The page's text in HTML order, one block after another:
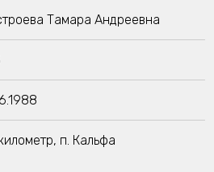
Тамара Андреевна
п. Кальфа